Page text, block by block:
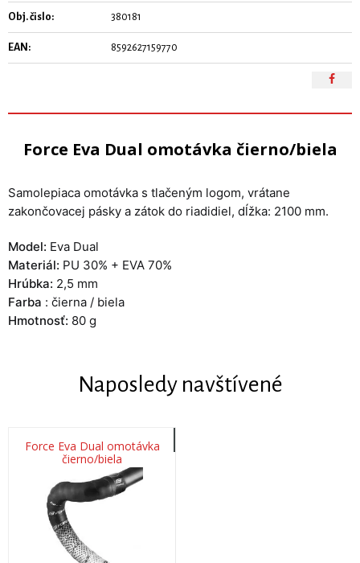
Obj. čislo: 380181
EAN: 8592627159770
Force Eva Dual omotávka čierno/biela
Samolepiaca omotávka s tlačeným logom, vrátane
zakončovacej pásky a zátok do riadidiel, dĺžka: 2100 mm.
Model: Eva Dual
Materiál: PU 30% + EVA 70%
Hrúbka: 2,5 mm
Farba : čierna / biela
Hmotnosť: 80 g
Naposledy navštívené
Force Eva Dual omotávka
čierno/biela